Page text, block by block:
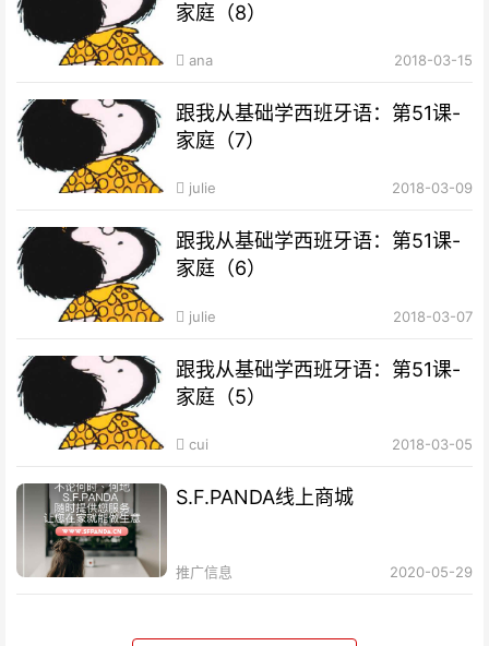
家庭（8）
ana 2018-03-15
跟我从基础学西班牙语：第51课-
家庭（7）
julie 2018-03-09
跟我从基础学西班牙语：第51课-
家庭（6）
julie 2018-03-07
跟我从基础学西班牙语：第51课-
家庭（5）
cui 2018-03-05
S.F.PANDA线上商城
推广信息 2020-05-29